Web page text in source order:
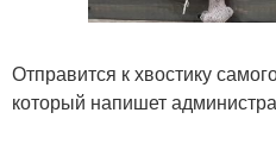
Отправится к хвостику
который напишет